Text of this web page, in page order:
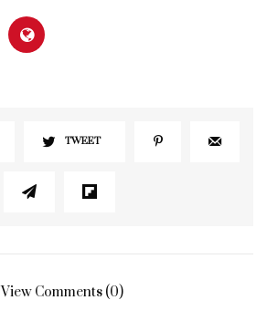
TWEET
View Comments (0)